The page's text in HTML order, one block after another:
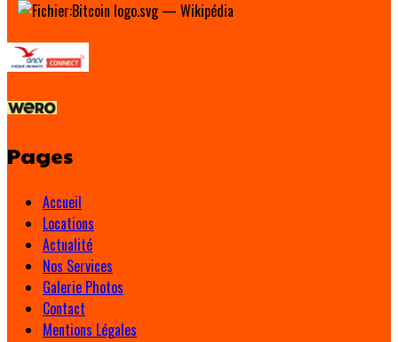
Pages
Accueil
Locations
Actualité
Nos Services
Galerie Photos
Contact
Mentions Légales